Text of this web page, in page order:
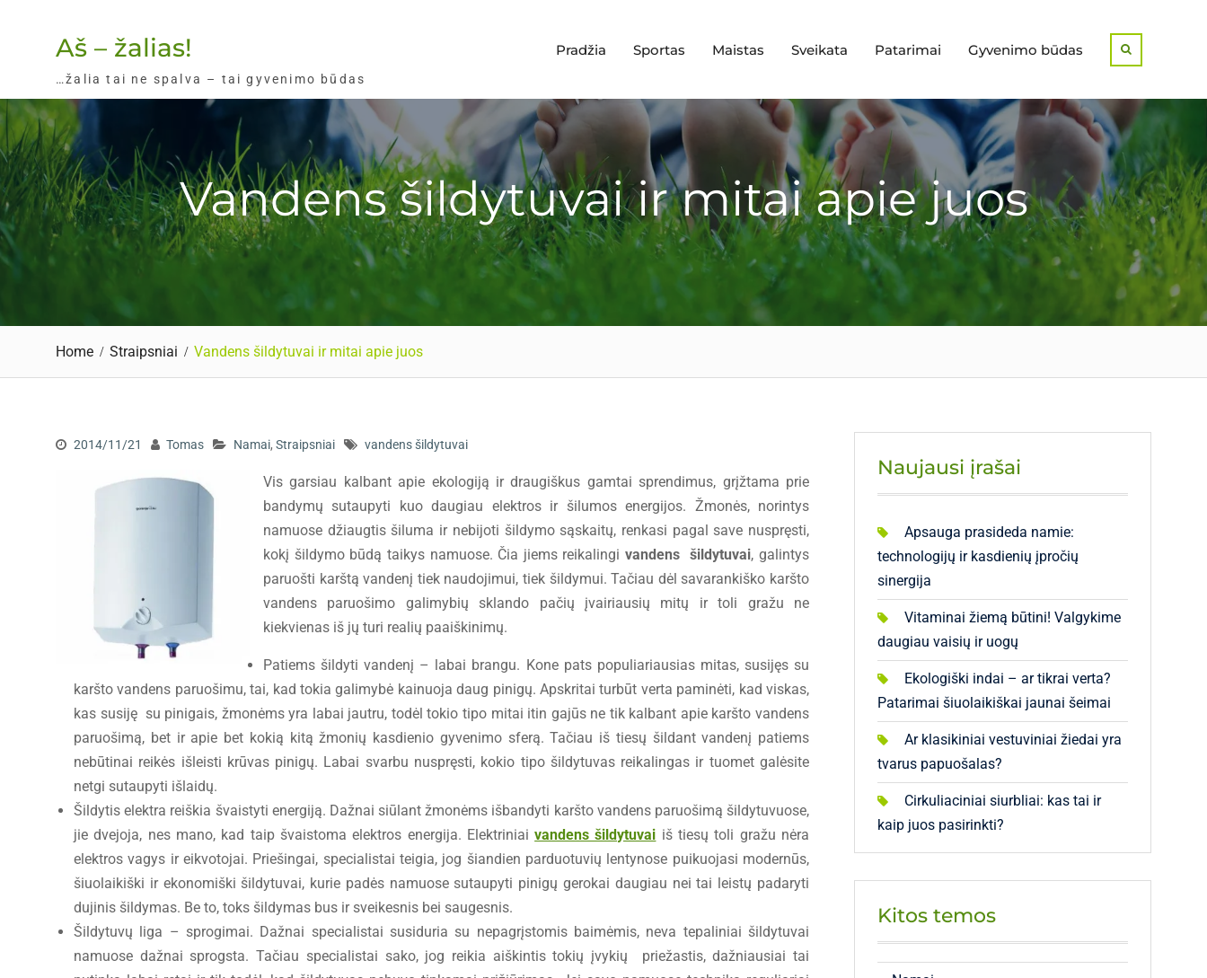
Aš – žalias!
…žalia tai ne spalva – tai gyvenimo būdas
Pradžia Sportas Maistas Sveikata Patarimai Gyvenimo būdas
Vandens šildytuvai ir mitai apie juos
Home Straipsniai Vandens šildytuvai ir mitai apie juos
2014/11/21 Tomas Namai, Straipsniai vandens šildytuvai
Vis garsiau kalbant apie ekologiją ir draugiškus gamtai sprendimus, grįžtama prie
bandymų sutaupyti kuo daugiau elektros ir šilumos energijos. Žmonės, norintys
namuose džiaugtis šiluma ir nebijoti šildymo sąskaitų, renkasi pagal save nuspręsti,
kokį šildymo būdą taikys namuose. Čia jiems reikalingivandens šildytuvai, galintys
paruošti karštą vandenį tiek naudojimui, tiek šildymui. Tačiau dėl savarankiško karšto
vandens paruošimo galimybių sklando pačių įvairiausių mitų ir toli gražu ne
kiekvienas iš jų turi realių paaiškinimų.
Patiems šildyti vandenį – labai brangu. Kone pats populiariausias mitas, susijęs su
karšto vandens paruošimu, tai, kad tokia galimybė kainuoja daug pinigų. Apskritai turbūt verta paminėti, kad viskas,
kas susiję su pinigais, žmonėms yra labai jautru, todėl tokio tipo mitai itin gajūs ne tik kalbant apie karšto vandens
paruošimą, bet ir apie bet kokią kitą žmonių kasdienio gyvenimo sferą. Tačiau iš tiesų šildant vandenį patiems
nebūtinai reikės išleisti krūvas pinigų. Labai svarbu nuspręsti, kokio tipo šildytuvas reikalingas ir tuomet galėsite
netgi sutaupyti išlaidų.
Šildytis elektra reiškia švaistyti energiją. Dažnai siūlant žmonėms išbandyti karšto vandens paruošimą šildytuvuose,
jie dvejoja, nes mano, kad taip švaistoma elektros energija. Elektriniaivandens šildytuvai iš tiesų toli gražu nėra
elektros vagys ir eikvotojai. Priešingai, specialistai teigia, jog šiandien parduotuvių lentynose puikuojasi modernūs,
šiuolaikiški ir ekonomiški šildytuvai, kurie padės namuose sutaupyti pinigų gerokai daugiau nei tai leistų padaryti
dujinis šildymas. Be to, toks šildymas bus ir sveikesnis bei saugesnis.
Šildytuvų liga – sprogimai. Dažnai specialistai susiduria su nepagrįstomis baimėmis, neva tepaliniai šildytuvai
namuose dažnai sprogsta. Tačiau specialistai sako, jog reikia aiškintis tokių įvykių priežastis, dažniausiai tai
Naujausi įrašai
Apsauga prasideda namie:
technologijų ir kasdienių įpročių
sinergija
Vitaminai žiemą būtini! Valgykime
daugiau vaisių ir uogų
Ekologiški indai – ar tikrai verta?
Patarimai šiuolaikiškai jaunai šeimai
Ar klasikiniai vestuviniai žiedai yra
tvarus papuošalas?
Cirkuliaciniai siurbliai: kas tai ir
kaip juos pasirinkti?
Kitos temos